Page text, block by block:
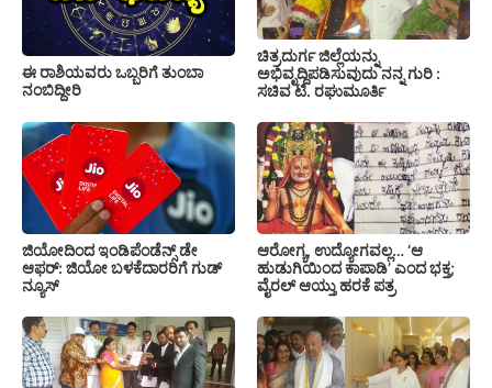
ಈ ರಾಶಿಯವರು ಒಬ್ಬರಿಗೆ ತುಂಬಾ
ನಂಬಿದ್ದೀರಿ
ಚಿತ್ರದುರ್ಗ ಜಿಲ್ಲೆಯನ್ನು
ಅಭಿವೃದ್ದಿಪಡಿಸುವುದು ನನ್ನ ಗುರಿ :
ಸಚಿವ ಟಿ. ರಘುಮೂರ್ತಿ
ಜಿಯೋದಿಂದ ಇಂಡಿಪೆಂಡೆನ್ಸ್ ಡೇ
ಆಫರ್: ಜಿಯೋ ಬಳಕೆದಾರರಿಗೆ ಗುಡ್
ನ್ಯೂಸ್
ಆರೋಗ್ಯ, ಉದ್ಯೋಗವಲ್ಲ… ‘ಆ
ಹುಡುಗಿಯಿಂದ ಕಾಪಾಡಿ’ ಎಂದ ಭಕ್ತ;
ವೈರಲ್ ಆಯ್ತು ಹರಕೆ ಪತ್ರ